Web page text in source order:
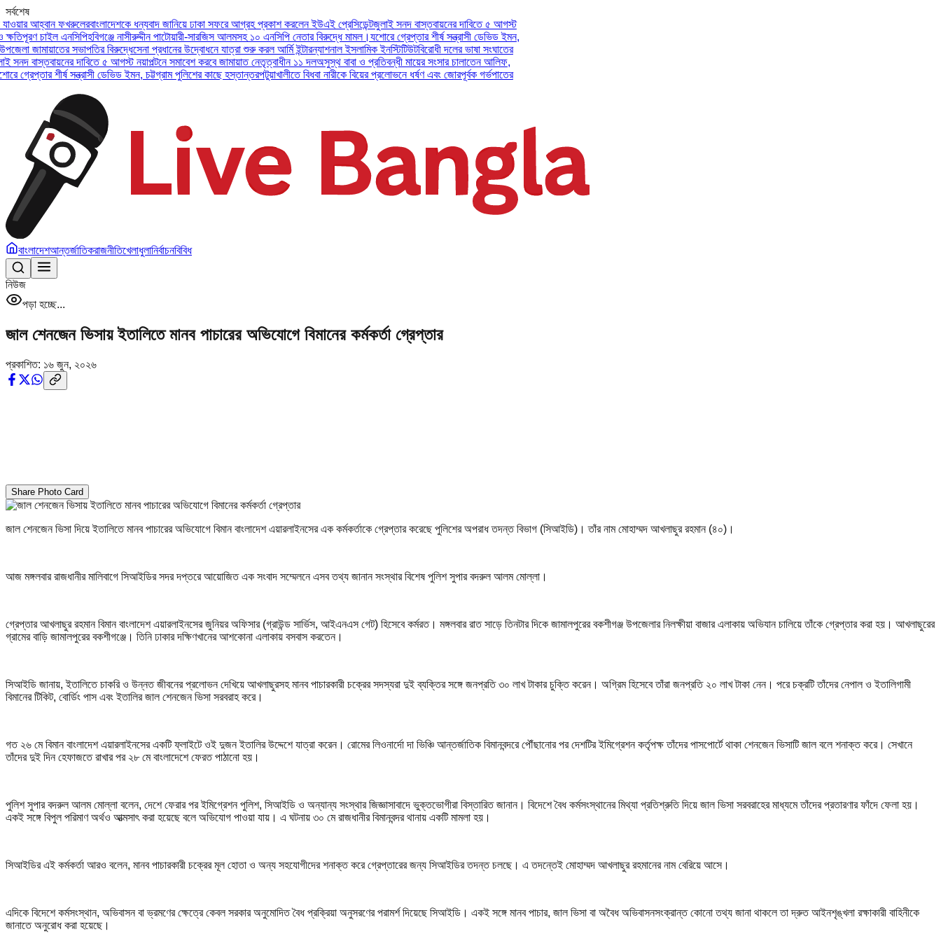
সর্বশেষ
ফখরুলেরবাংলাদেশকে ধন্যবাদ জানিয়ে ঢাকা সফরে আগ্রহ প্রকাশ করলেন ইউএই প্রেসিডেন্টজুলাই সনদ বাস্তবায়নের দাবিতে ৫ আগস্ট
এনসিপিহবিগঞ্জে নাসীরুদ্দীন পাটোয়ারী-সারজিস আলমসহ ১০ এনসিপি নেতার বিরুদ্ধে মামল।যশোরে গ্রেপ্তার শীর্ষ সন্ত্রাসী ডেভিড ইমন,
সভাপতির বিরুদ্ধেসেনা প্রধানের উদ্বোধনে যাত্রা শুরু করল আর্মি ইন্টারন্যাশনাল ইসলামিক ইনস্টিটিউটবিরোধী দলের ভাষা সংঘাতের
দাবিতে ৫ আগস্ট নয়াপল্টনে সমাবেশ করবে জামায়াত নেতৃত্বাধীন ১১ দলঅসুস্থ বাবা ও প্রতিবন্ধী মায়ের সংসার চালাতেন আলিফ,
শীর্ষ সন্ত্রাসী ডেভিড ইমন, চট্টগ্রাম পুলিশের কাছে হস্তান্তরপটুয়াখালীতে বিধবা নারীকে বিয়ের প্রলোভনে ধর্ষণ এবং জোরপূর্বক গর্ভপাতের
বাংলাদেশআন্তর্জাতিকরাজনীতিখেলাধুলানির্বাচনবিবিধ
নিউজ
পড়া হচ্ছে...
জাল শেনজেন ভিসায় ইতালিতে মানব পাচারের অভিযোগে বিমানের কর্মকর্তা গ্রেপ্তার
প্রকাশিত: ১৬ জুন, ২০২৬
Share Photo Card
জাল শেনজেন ভিসা দিয়ে ইতালিতে মানব পাচারের অভিযোগে বিমান বাংলাদেশ এয়ারলাইনসের এক কর্মকর্তাকে গ্রেপ্তার করেছে পুলিশের অপরাধ তদন্ত বিভাগ (সিআইডি)। তাঁর নাম মোহাম্মদ আখলাছুর রহমান (৪০)।
আজ মঙ্গলবার রাজধানীর মালিবাগে সিআইডির সদর দপ্তরে আয়োজিত এক সংবাদ সম্মেলনে এসব তথ্য জানান সংস্থার বিশেষ পুলিশ সুপার বদরুল আলম মোল্লা।
গ্রেপ্তার আখলাছুর রহমান বিমান বাংলাদেশ এয়ারলাইনসের জুনিয়র অফিসার (গ্রাউন্ড সার্ভিস, আইএনএস গেট) হিসেবে কর্মরত। মঙ্গলবার রাত সাড়ে তিনটার দিকে জামালপুরের বকশীগঞ্জ উপজেলার নিলক্ষীয়া বাজার এলাকায় অভিযান চালিয়ে তাঁকে গ্রেপ্তার করা হয়। আখলাছুরের
গ্রামের বাড়ি জামালপুরের বকশীগঞ্জে। তিনি ঢাকার দক্ষিণখানের আশকোনা এলাকায় বসবাস করতেন।
সিআইডি জানায়, ইতালিতে চাকরি ও উন্নত জীবনের প্রলোভন দেখিয়ে আখলাছুরসহ মানব পাচারকারী চক্রের সদস্যরা দুই ব্যক্তির সঙ্গে জনপ্রতি ৩০ লাখ টাকার চুক্তি করেন। অগ্রিম হিসেবে তাঁরা জনপ্রতি ২০ লাখ টাকা নেন। পরে চক্রটি তাঁদের নেপাল ও ইতালিগামী
বিমানের টিকিট, বোর্ডিং পাস এবং ইতালির জাল শেনজেন ভিসা সরবরাহ করে।
গত ২৬ মে বিমান বাংলাদেশ এয়ারলাইনসের একটি ফ্লাইটে ওই দুজন ইতালির উদ্দেশে যাত্রা করেন। রোমের লিওনার্দো দা ভিঞ্চি আন্তর্জাতিক বিমানবন্দরে পৌঁছানোর পর দেশটির ইমিগ্রেশন কর্তৃপক্ষ তাঁদের পাসপোর্টে থাকা শেনজেন ভিসাটি জাল বলে শনাক্ত করে। সেখানে
তাঁদের দুই দিন হেফাজতে রাখার পর ২৮ মে বাংলাদেশে ফেরত পাঠানো হয়।
পুলিশ সুপার বদরুল আলম মোল্লা বলেন, দেশে ফেরার পর ইমিগ্রেশন পুলিশ, সিআইডি ও অন্যান্য সংস্থার জিজ্ঞাসাবাদে ভুক্তভোগীরা বিস্তারিত জানান। বিদেশে বৈধ কর্মসংস্থানের মিথ্যা প্রতিশ্রুতি দিয়ে জাল ভিসা সরবরাহের মাধ্যমে তাঁদের প্রতারণার ফাঁদে ফেলা হয়।
একই সঙ্গে বিপুল পরিমাণ অর্থও আত্মসাৎ করা হয়েছে বলে অভিযোগ পাওয়া যায়। এ ঘটনায় ৩০ মে রাজধানীর বিমানবন্দর থানায় একটি মামলা হয়।
সিআইডির এই কর্মকর্তা আরও বলেন, মানব পাচারকারী চক্রের মূল হোতা ও অন্য সহযোগীদের শনাক্ত করে গ্রেপ্তারের জন্য সিআইডির তদন্ত চলছে। এ তদন্তেই মোহাম্মদ আখলাছুর রহমানের নাম বেরিয়ে আসে।
এদিকে বিদেশে কর্মসংস্থান, অভিবাসন বা ভ্রমণের ক্ষেত্রে কেবল সরকার অনুমোদিত বৈধ প্রক্রিয়া অনুসরণের পরামর্শ দিয়েছে সিআইডি। একই সঙ্গে মানব পাচার, জাল ভিসা বা অবৈধ অভিবাসনসংক্রান্ত কোনো তথ্য জানা থাকলে তা দ্রুত আইনশৃঙ্খলা রক্ষাকারী বাহিনীকে
জানাতে অনুরোধ করা হয়েছে।